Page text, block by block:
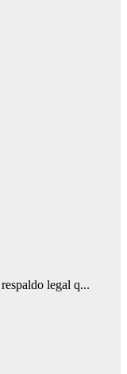
legal q...